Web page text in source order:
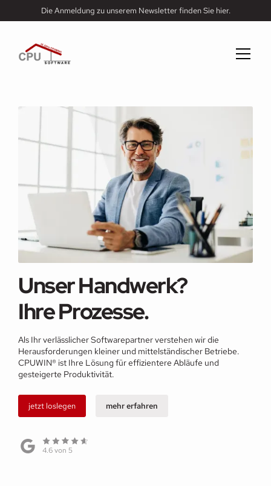
Die Anmeldung zu unserem Newsletter finden Sie hier.
Unser Handwerk?
Ihre Prozesse.
Als Ihr verlässlicher Softwarepartner verstehen wir die
Herausforderungen kleiner und mittelständischer Betriebe.
CPUWIN® ist Ihre Lösung für effizientere Abläufe und
gesteigerte Produktivität.
jetzt loslegen mehr erfahren
4.6 von 5